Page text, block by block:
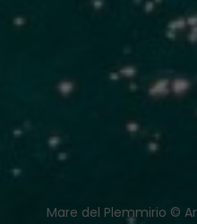
Mare del Plemmirio ©